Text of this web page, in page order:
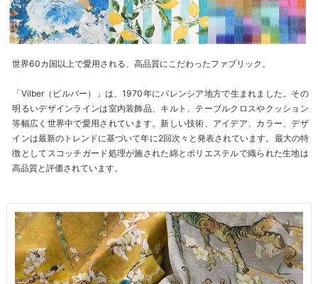
世界60カ国以上で愛用される、高品質にこだわったファブリック。
「Vilber（ビルバー）」は、1970年にバレンシア地方で生まれました。その
明るいデザインラインは室内装飾品、キルト、テーブルクロスやクッション
等幅広く世界中で愛用されています。新しい技術、アイデア、カラー、デザ
インは最新のトレンドに基づいて年に2回次々と発表されています。最大の特
徴としてスコッチガード処理が施された綿とポリエステルで織られた生地は
高品質と評価されています。